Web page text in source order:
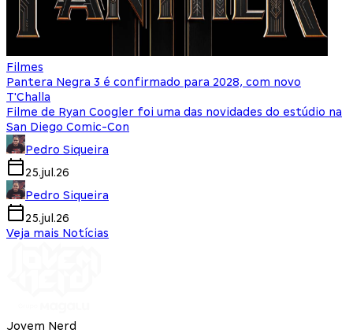
Filmes
Pantera Negra 3 é confirmado para 2028, com novo
T'Challa
Filme de Ryan Coogler foi uma das novidades do estúdio na
San Diego Comic-Con
Pedro Siqueira
25.jul.26
Pedro Siqueira
25.jul.26
Veja mais Notícias
Jovem Nerd